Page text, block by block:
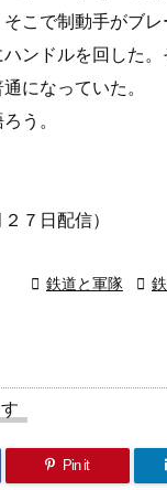
こで制動手がブ
ンドルを回した
になっていた。
う。
７日配信）
 鉄道と軍隊 
Pin it